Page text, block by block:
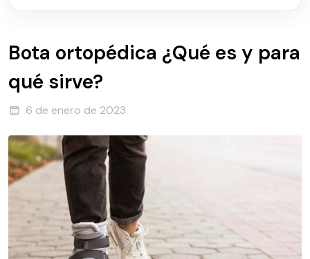
Bota ortopédica ¿Qué es y para
qué sirve?
6 de enero de 2023